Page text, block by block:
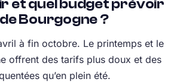
et quel budget prévoir
Bourgogne ?
à fin octobre. Le printemps et le
offrent des tarifs plus doux et des
qu’en plein été.